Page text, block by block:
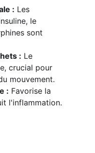
: Les
le
sont
: Le
crucial pour
mouvement.
: Favorise la
l'inflammation.